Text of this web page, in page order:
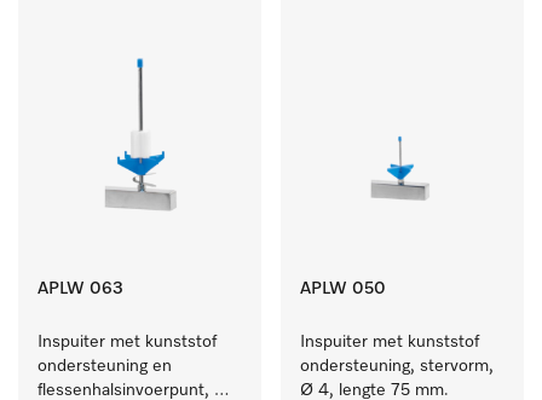
APLW 063
Inspuiter met kunststof
ondersteuning en
flessenhalsinvoerpunt,
APLW 050
Inspuiter met kunststof
ondersteuning, stervorm,
Ø 4, lengte 75 mm.